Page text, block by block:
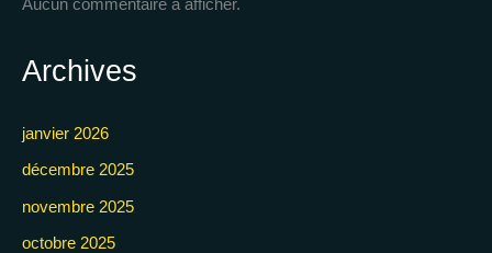
Aucun commentaire à afficher.
Archives
janvier 2026
décembre 2025
novembre 2025
octobre 2025